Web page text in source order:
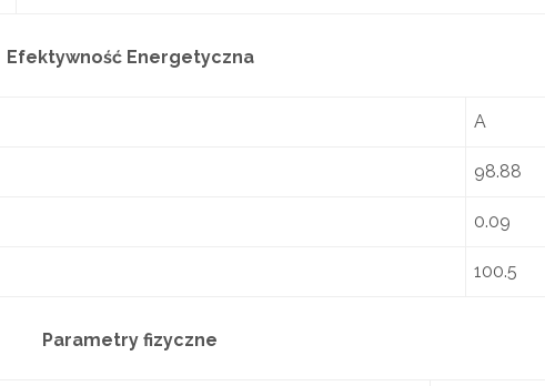
Efektywność Energetyczna
A
98.88
0.09
100.5
Parametry fizyczne